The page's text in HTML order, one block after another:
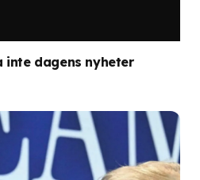
inte dagens nyheter